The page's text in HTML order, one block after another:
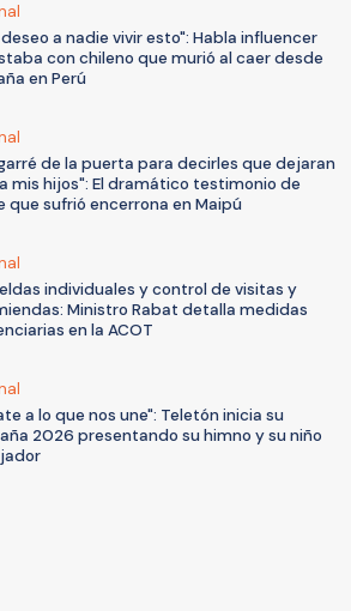
deseo a nadie vivir esto": Habla influencer
con chileno que murió al caer desde
en Perú
de la puerta para decirles que dejaran
mis hijos": El dramático testimonio de
que sufrió encerrona en Maipú
individuales y control de visitas y
Ministro Rabat detalla medidas
en la ACOT
a lo que nos une": Teletón inicia su
2026 presentando su himno y su niño